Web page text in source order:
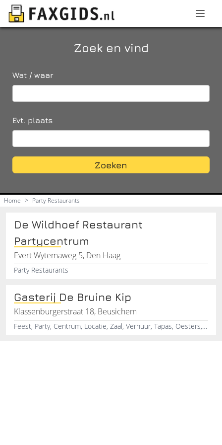
Zoek en vind
Wat / waar
Evt. plaats
Zoeken
Home > Party Restaurants
De Wildhoef Restaurant
Partycentrum
Evert Wytemaweg 5, Den Haag
Party Restaurants
Gasterij De Bruine Kip
Klassenburgerstraat 18, Beusichem
Feest, Party, Centrum, Locatie, Zaal, Verhuur, Tapas, Oesters, Arrangementen